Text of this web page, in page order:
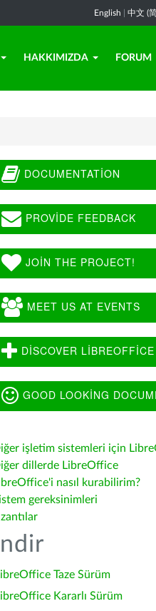
English 中文 (
HAKKIMIZDA FORUM
DOCUMENTATION
PROVIDE FEEDBACK
JOIN THE PROJECT!
MEET US AT EVENTS
DISCOVER LIBREOFFICE
GOOD LOOKING
işletim sistemleri için
dillerde LibreOffice
nasıl kurabilirim?
gereksinimleri
İndir
Taze Sürüm
Kararlı Sürüm